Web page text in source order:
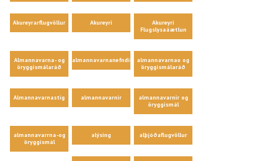
Akureyrarflugvöllur Akureyri
Akureyri
Flugslysaáætlun
Almannavarna- og
öryggismálaráð
almannavarnanefndir
almannavarnao og
öryggismálaráð
Almannavarnastig almannavarnir
almannavarnir og
öryggismál
almannavarrna-og
öryggismál
alýsing alþjóðaflugvöllur